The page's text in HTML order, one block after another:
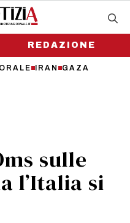
IRAN GAZA
REDAZIONE
sulle
l’Italia si